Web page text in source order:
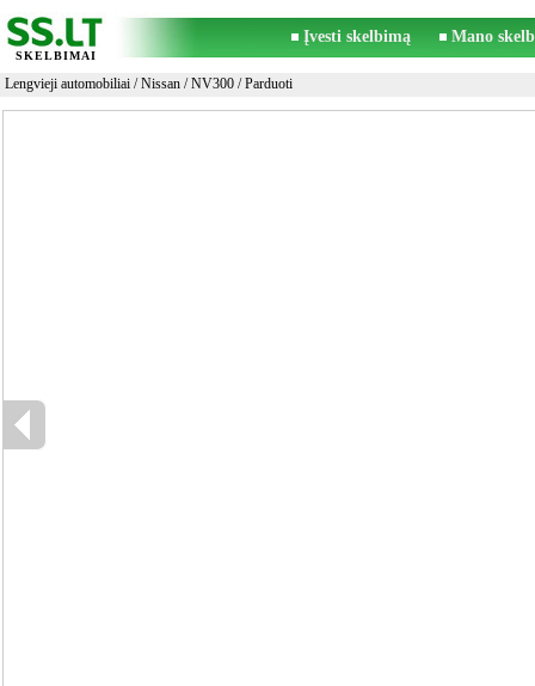
SKELBIMAI
Įvesti skelbimą Mano
Lengvieji automobiliai /Nissan /NV300 / Parduoti